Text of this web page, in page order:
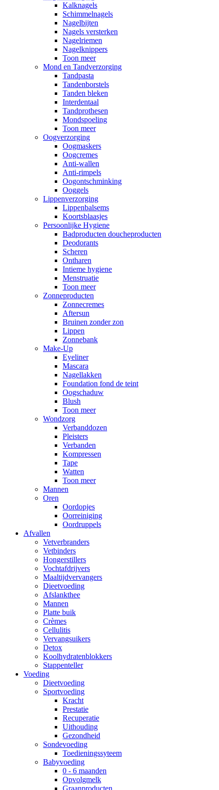
Kalknagels
Schimmelnagels
Nagelbijten
Nagels versterken
Nagelriemen
Nagelknippers
Toon meer
Mond en Tandverzorging
Tandpasta
Tandenborstels
Tanden bleken
Interdentaal
Tandprothesen
Mondspoeling
Toon meer
Oogverzorging
Oogmaskers
Oogcremes
Anti-wallen
Anti-rimpels
Oogontschminking
Ooggels
Lippenverzorging
Lippenbalsems
Koortsblaasjes
Persoonlijke Hygiene
Badproducten doucheproducten
Deodorants
Scheren
Ontharen
Intieme hygiene
Menstruatie
Toon meer
Zonneproducten
Zonnecremes
Aftersun
Bruinen zonder zon
Lippen
Zonnebank
Make-Up
Eyeliner
Mascara
Nagellakken
Foundation fond de teint
Oogschaduw
Blush
Toon meer
Wondzorg
Verbanddozen
Pleisters
Verbanden
Kompressen
Tape
Watten
Toon meer
Mannen
Oren
Oordopjes
Oorreiniging
Oordruppels
Afvallen
Vetverbranders
Vetbinders
Hongerstillers
Vochtafdrijvers
Maaltijdvervangers
Dieetvoeding
Afslankthee
Mannen
Platte buik
Crèmes
Cellulitis
Vervangsuikers
Detox
Koolhydratenblokkers
Stappenteller
Voeding
Dieetvoeding
Sportvoeding
Kracht
Prestatie
Recuperatie
Uithouding
Gezondheid
Sondevoeding
Toedieningssyteem
Babyvoeding
0 - 6 maanden
Opvolgmelk
Graanproducten